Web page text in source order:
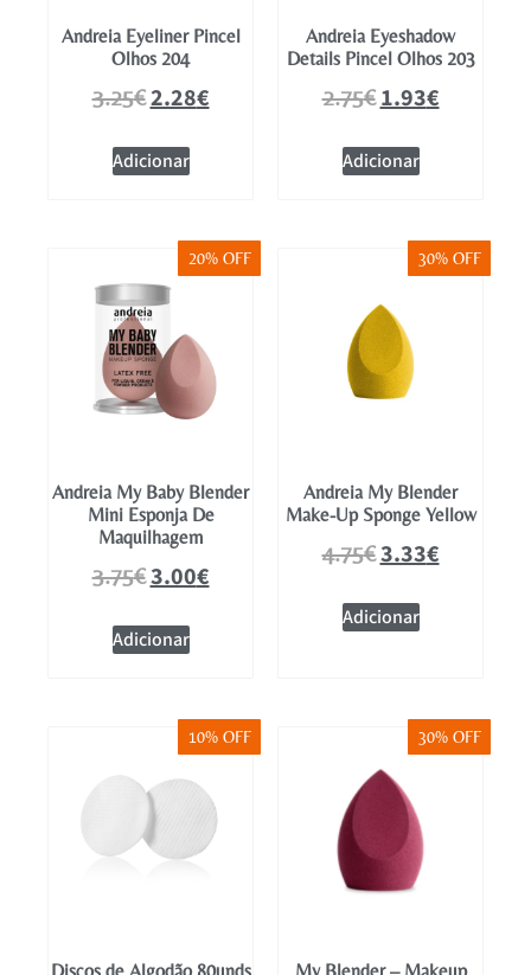
Andreia Eyeliner Pincel
Olhos 204
3.25€2.28€
Adicionar
Andreia Eyeshadow
Details Pincel Olhos 203
2.75€1.93€
Adicionar
20% OFF
Andreia My Baby Blender
Mini Esponja De
Maquilhagem
3.75€3.00€
Adicionar
30% OFF
Andreia My Blender
Make-Up Sponge Yellow
4.75€3.33€
Adicionar
10% OFF 30% OFF